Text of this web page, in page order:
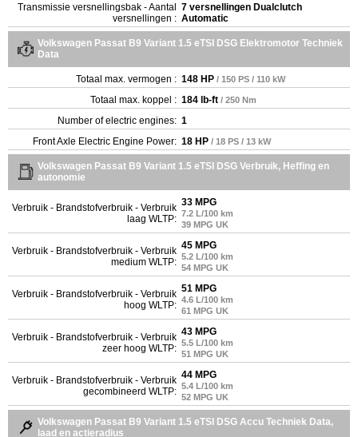
Transmissie versnellingsbak - Aantal
versnellingen :
7 versnellingen Dualclutch
Automatic
Volkswagen Passat B9 Variant 1.5 eTSI DSG Elektromotor Techniek
Data
Totaal max. vermogen : 148 HP / 150 PS / 110 kW
Totaal max. koppel : 184 lb-ft / 250 Nm
Number of electric engines: 1
Front Axle Electric Engine Power: 18 HP / 18 PS / 13 kW
Volkswagen Passat B9 Variant 1.5 eTSI DSG Verbruik, Heffing en
autonomie
Verbruik - Brandstofverbruik - Verbruik
laag WLTP:
33 MPG
7.2 L/100 km
39 MPG UK
Verbruik - Brandstofverbruik - Verbruik
medium WLTP:
45 MPG
5.2 L/100 km
54 MPG UK
Verbruik - Brandstofverbruik - Verbruik
hoog WLTP:
51 MPG
4.6 L/100 km
61 MPG UK
Verbruik - Brandstofverbruik - Verbruik
zeer hoog WLTP:
43 MPG
5.5 L/100 km
51 MPG UK
Verbruik - Brandstofverbruik - Verbruik
gecombineerd WLTP:
44 MPG
5.4 L/100 km
52 MPG UK
Volkswagen Passat B9 Variant 1.5 eTSI DSG Accu Techniek Data,
laad en actieradius